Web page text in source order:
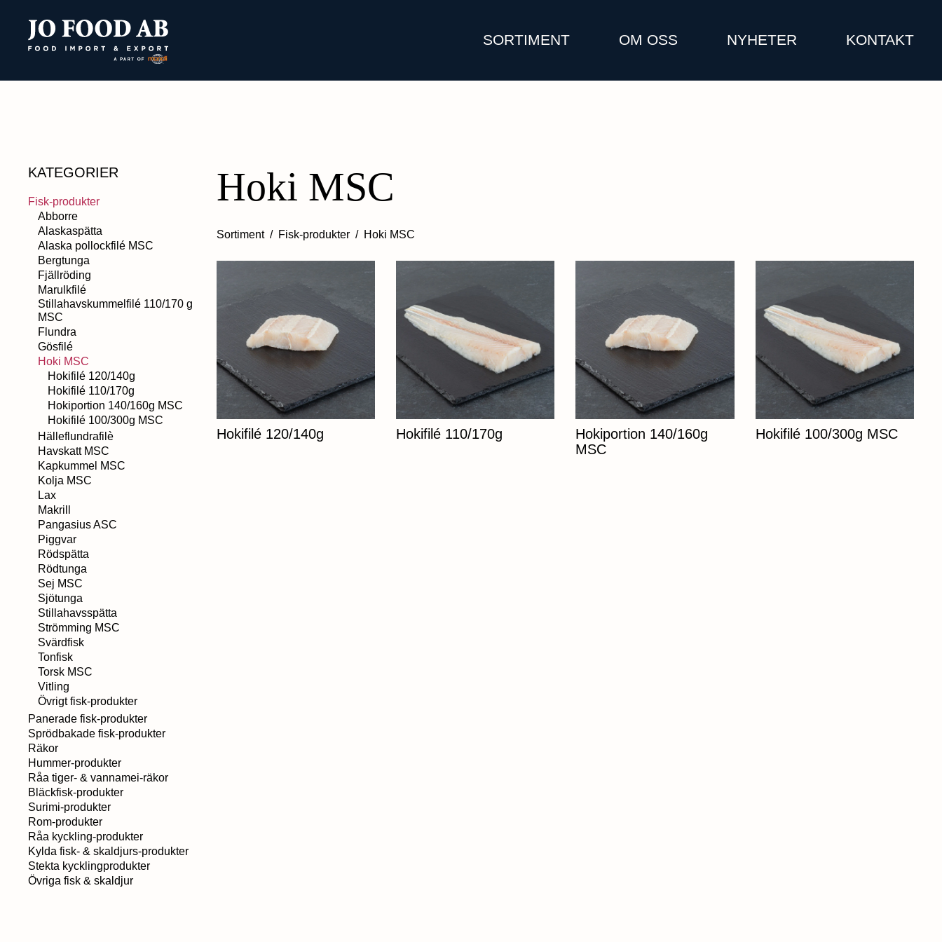
SORTIMENT OM OSS NYHETER KONTAKT
KATEGORIER
Fisk-produkter
Abborre
Alaskaspätta
Alaska pollockfilé MSC
Bergtunga
Fjällröding
Marulkfilé
Stillahavskummelfilé 110/170 g
MSC
Flundra
Gösfilé
Hoki MSC
Hokifilé 120/140g
Hokifilé 110/170g
Hokiportion 140/160g MSC
Hokifilé 100/300g MSC
Hälleflundrafilè
Havskatt MSC
Kapkummel MSC
Kolja MSC
Lax
Makrill
Pangasius ASC
Piggvar
Rödspätta
Rödtunga
Sej MSC
Sjötunga
Stillahavsspätta
Strömming MSC
Svärdfisk
Tonfisk
Torsk MSC
Vitling
Övrigt fisk-produkter
Panerade fisk-produkter
Sprödbakade fisk-produkter
Räkor
Hummer-produkter
Råa tiger- & vannamei-räkor
Bläckfisk-produkter
Surimi-produkter
Rom-produkter
Råa kyckling-produkter
Kylda fisk- & skaldjurs-produkter
Stekta kycklingprodukter
Övriga fisk & skaldjur
Hoki MSC
Sortiment / Fisk-produkter / Hoki MSC
Hokifilé 120/140g Hokifilé 110/170g
Hokiportion 140/160g
MSC
Hokifilé 100/300g MSC